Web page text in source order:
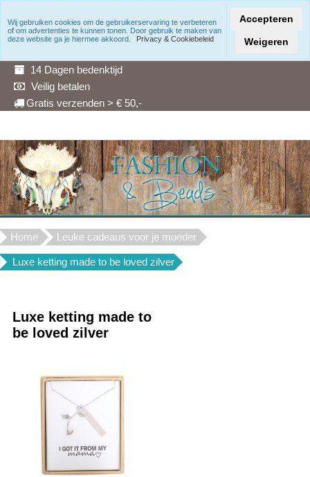
Snelle levering
14 Dagen bedenktijd
Veilig betalen
Gratis verzenden > € 50,-
Home Leuke cadeaus voor je moeder
Luxe ketting made to be loved zilver
Luxe ketting made to
be loved zilver
Wij gebruiken cookies om de gebruikerservaring te verbeteren
of om advertenties te kunnen tonen. Door gebruik te maken van
deze website ga je hiermee akkoord.
Privacy & Cookiebeleid
Accepteren
Weigeren